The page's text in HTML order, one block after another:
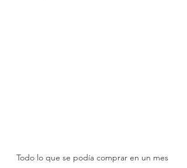
Todo lo que se podía comprar en un mes